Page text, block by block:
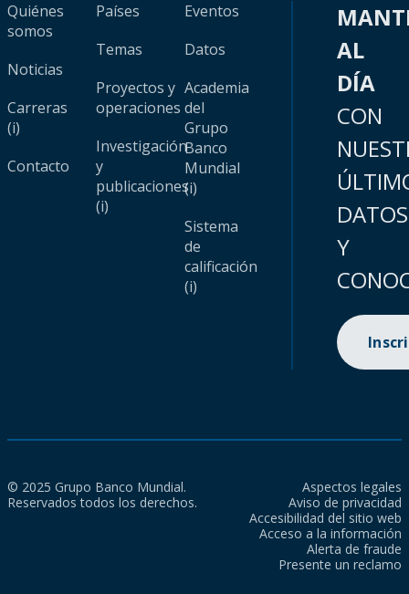
Quiénes
somos
Noticias
Carreras
(i)
Contacto
Países
Temas
Proyectos y
operaciones
Investigación
y
publicaciones
(i)
Eventos
Datos
Academia
del
Grupo
Banco
Mundial
(i)
Sistema
de
calificación
(i)
AL
DÍA
CON
DATOS
Y
© 2025 Grupo Banco Mundial.
Reservados todos los derechos.
Aspectos legales
Aviso de privacidad
Accesibilidad del sitio web
Acceso a la información
Alerta de fraude
Presente un reclamo